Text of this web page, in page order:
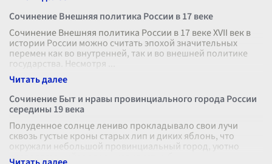
Сочинение Внешняя политика России в 17 веке
Сочинение Внешняя политика России в 17 веке XVII век в
истории России можно считать эпохой значительных
перемен как во внутренней, так и во внешней политике
государства. Несмотря
Сочинение Быт и нравы провинциального города России
середины 19 века
Полуденное солнце лениво прокладывало свои лучи
сквозь густые кроны старых лип и диких яблонь, что
окружали небольшой провинциальный город, уютно
располагавшийся вдоль извилистых б